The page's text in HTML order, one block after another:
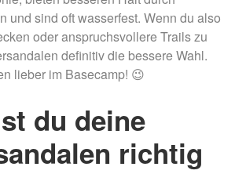
und sind oft wasserfest. Wenn du also
oder anspruchsvollere Trails zu
definitiv die bessere Wahl.
lieber im Basecamp! 😉
du deine
richtig